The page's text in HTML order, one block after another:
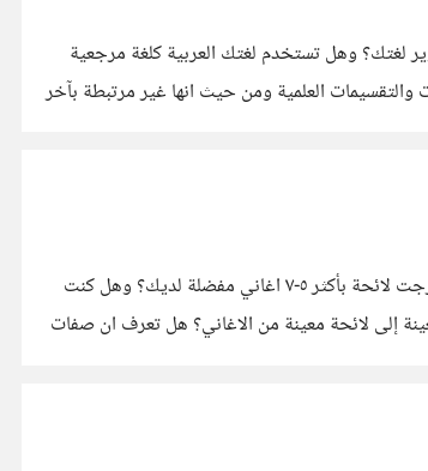
لغتك؟ وهل تستخدم لغتك العربية كلغة مرجعية
العلمية ومن حيث انها غير مرتبطة بآخر
ماهي موسيقاك المفضلة؟ هل تعلم ان ذوقك الموسيقي يعكس شخصيتك؟ ويمكن باستطاعة من لديه العلم اللازم ان يخبرك قليلا اكثر عن نفسك في حال ادرجت لائحة بأكثر ٥-٧ اغاني مفضلة لديك؟ وهل كنت
إلى لائحة معينة من الاغاني؟ هل تعرف ان صفات